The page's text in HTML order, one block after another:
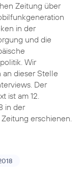
Zeitung über
in der
und die
Wir
dieser Stelle
Der
ist am 12.
in der
erschienen.